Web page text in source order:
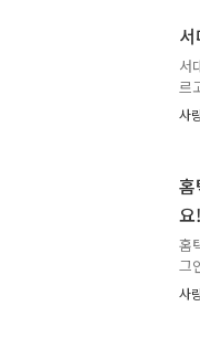
세
가
서
르
대
은
시
'청
사
요!
홈
그
부
사